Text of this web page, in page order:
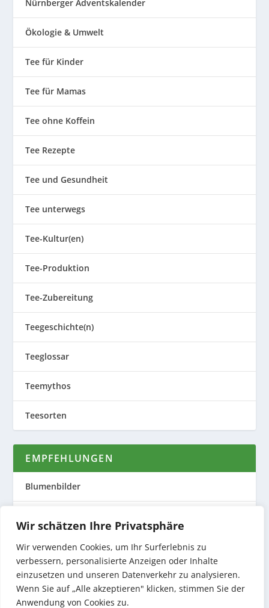
Wir schätzen Ihre Privatsphäre
Wir verwenden Cookies, um Ihr Surferlebnis zu
verbessern, personalisierte Anzeigen oder Inhalte
einzusetzen und unseren Datenverkehr zu analysieren.
Wenn Sie auf „Alle akzeptieren" klicken, stimmen Sie der
Anwendung von Cookies zu.
Nürnberger Adventskalender
Ökologie & Umwelt
Tee für Kinder
Tee für Mamas
Tee ohne Koffein
Tee Rezepte
Tee und Gesundheit
Tee unterwegs
Tee-Kultur(en)
Tee-Produktion
Tee-Zubereitung
Teegeschichte(n)
Teeglossar
Teemythos
Teesorten
EMPFEHLUNGEN
Blumenbilder
Nature to Print
Preiswerte Produktfotos